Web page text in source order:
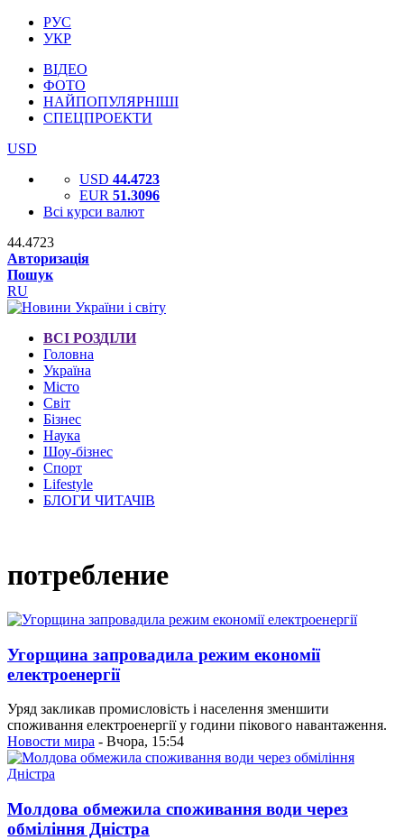
РУС
УКР
ВІДЕО
ФОТО
НАЙПОПУЛЯРНІШІ
СПЕЦПРОЕКТИ
USD
USD 44.4723
EUR 51.3096
Всі курси валют
44.4723
Авторизація
Пошук
RU
ВСІ РОЗДІЛИ
Головна
Україна
Місто
Світ
Бізнес
Наука
Шоу-бізнес
Спорт
Lifestyle
БЛОГИ ЧИТАЧІВ
потребление
Угорщина запровадила режим економії
електроенергії
Уряд закликав промисловість і населення зменшити
споживання електроенергії у години пікового навантаження.
Новости мира - Вчора, 15:54
Молдова обмежила споживання води через
обміління Дністра